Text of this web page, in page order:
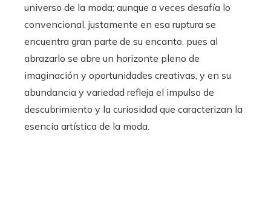
universo de la moda; aunque a veces desafía lo
convencional, justamente en esa ruptura se
encuentra gran parte de su encanto, pues al
abrazarlo se abre un horizonte pleno de
imaginación y oportunidades creativas, y en su
abundancia y variedad refleja el impulso de
descubrimiento y la curiosidad que caracterizan la
esencia artística de la moda.